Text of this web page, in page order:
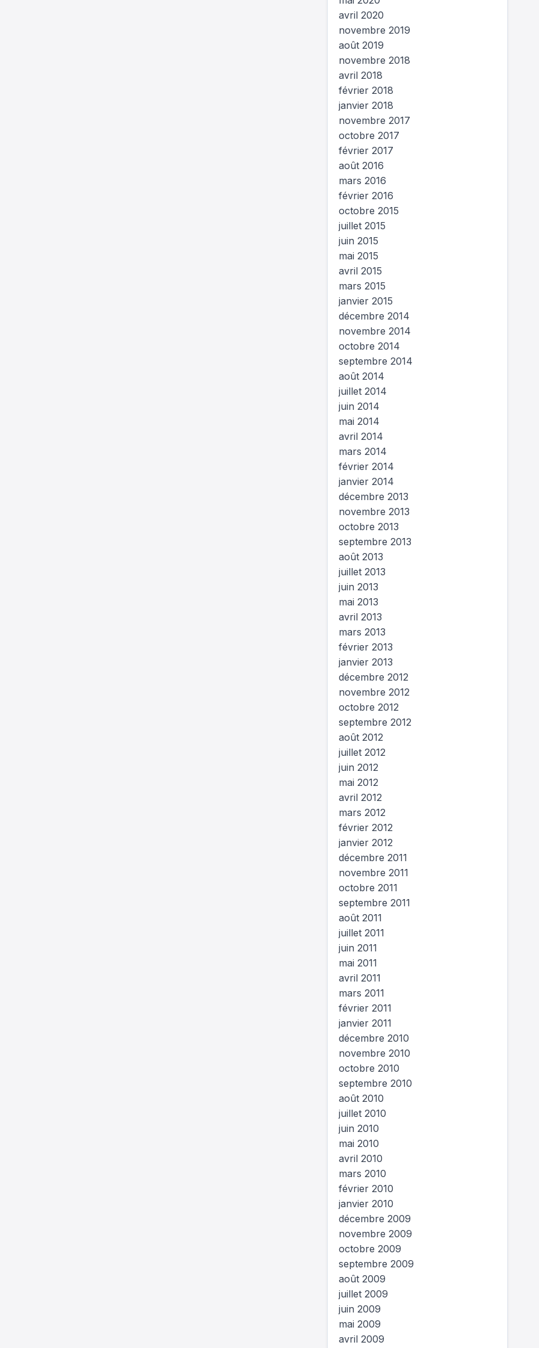
avril 2020
novembre 2019
août 2019
novembre 2018
avril 2018
février 2018
janvier 2018
novembre 2017
octobre 2017
février 2017
août 2016
mars 2016
février 2016
octobre 2015
juillet 2015
juin 2015
mai 2015
avril 2015
mars 2015
janvier 2015
décembre 2014
novembre 2014
octobre 2014
septembre 2014
août 2014
juillet 2014
juin 2014
mai 2014
avril 2014
mars 2014
février 2014
janvier 2014
décembre 2013
novembre 2013
octobre 2013
septembre 2013
août 2013
juillet 2013
juin 2013
mai 2013
avril 2013
mars 2013
février 2013
janvier 2013
décembre 2012
novembre 2012
octobre 2012
septembre 2012
août 2012
juillet 2012
juin 2012
mai 2012
avril 2012
mars 2012
février 2012
janvier 2012
décembre 2011
novembre 2011
octobre 2011
septembre 2011
août 2011
juillet 2011
juin 2011
mai 2011
avril 2011
mars 2011
février 2011
janvier 2011
décembre 2010
novembre 2010
octobre 2010
septembre 2010
août 2010
juillet 2010
juin 2010
mai 2010
avril 2010
mars 2010
février 2010
janvier 2010
décembre 2009
novembre 2009
octobre 2009
septembre 2009
août 2009
juillet 2009
juin 2009
mai 2009
avril 2009